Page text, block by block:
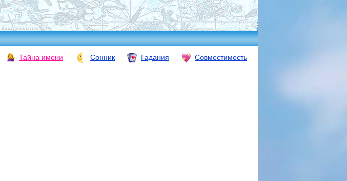
Тайна имени Сонник Гадания Совместимость